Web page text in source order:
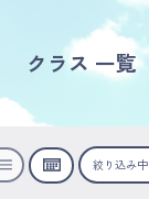
クラス 一覧
絞り込み中